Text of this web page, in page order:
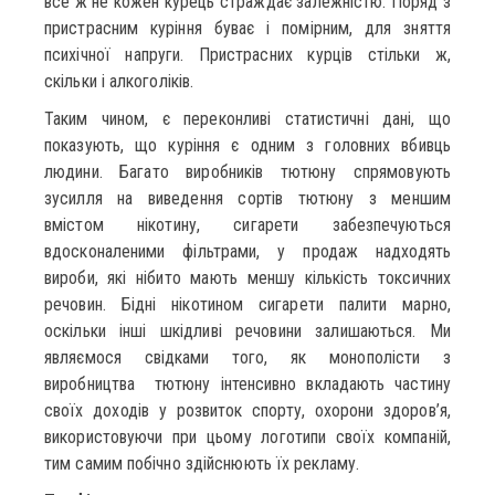
пристрасним куріння буває і помірним, для зняття
психічної напруги. Пристрасних курців стільки ж,
скільки і алкоголіків.
Таким чином, є переконливі статистичні дані, що
показують, що куріння є одним з головних вбивць
людини. Багато виробників тютюну спрямовують
зусилля на виведення сортів тютюну з меншим
вмістом нікотину, сигарети забезпечуються
вдосконаленими фільтрами, у продаж надходять
вироби, які нібито мають меншу кількість токсичних
речовин. Бідні нікотином сигарети палити марно,
оскільки інші шкідливі речовини залишаються. Ми
являємося свідками того, як монополісти з
виробництва тютюну інтенсивно вкладають частину
своїх доходів у розвиток спорту, охорони здоров’я,
використовуючи при цьому логотипи своїх компаній,
тим самим побічно здійснюють їх рекламу.